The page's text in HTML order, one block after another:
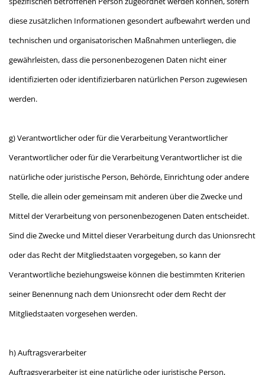
diese zusätzlichen Informationen gesondert aufbewahrt werden und
technischen und organisatorischen Maßnahmen unterliegen, die
gewährleisten, dass die personenbezogenen Daten nicht einer
identifizierten oder identifizierbaren natürlichen Person zugewiesen
werden.
g) Verantwortlicher oder für die Verarbeitung Verantwortlicher
Verantwortlicher oder für die Verarbeitung Verantwortlicher ist die
natürliche oder juristische Person, Behörde, Einrichtung oder andere
Stelle, die allein oder gemeinsam mit anderen über die Zwecke und
Mittel der Verarbeitung von personenbezogenen Daten entscheidet.
Sind die Zwecke und Mittel dieser Verarbeitung durch das Unionsrecht
oder das Recht der Mitgliedstaaten vorgegeben, so kann der
Verantwortliche beziehungsweise können die bestimmten Kriterien
seiner Benennung nach dem Unionsrecht oder dem Recht der
Mitgliedstaaten vorgesehen werden.
h) Auftragsverarbeiter
Auftragsverarbeiter ist eine natürliche oder juristische Person,